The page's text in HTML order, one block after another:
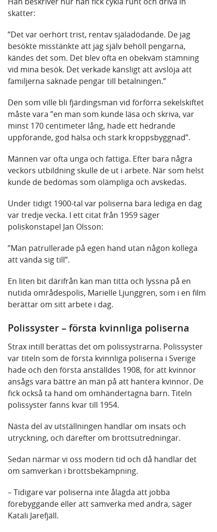
skatter:
”Det var oerhört trist, rentav själadödande. De jag
besökte misstänkte att jag själv behöll pengarna,
kändes det som. Det blev ofta en obekväm stämning
vid mina besök. Det verkade känsligt att avslöja att
familjerna saknade pengar till betalningen.”
Den som ville bli fjärdingsman vid förförra sekelskiftet
måste vara ”en man som kunde läsa och skriva, var
minst 170 centimeter lång, hade ett hedrande
uppförande, god hälsa och stark kroppsbyggnad”.
Männen var ofta unga och fattiga. Efter bara några
veckors utbildning skulle de ut i arbete. När som helst
kunde de bedömas som olämpliga och avskedas.
Under tidigt 1900-tal var poliserna bara lediga en dag
var tredje vecka. I ett citat från 1959 säger
poliskonstapel Jan Olsson:
”Man patrullerade på egen hand utan någon kollega
att vända sig till”.
En liten bit därifrån kan man titta och lyssna på en
nutida områdespolis, Marielle Ljunggren, som i en film
berättar om sitt arbete i dag.
Polissyster – första kvinnliga poliserna
Strax intill berättas det om polissystrarna. Polissyster
var titeln som de första kvinnliga poliserna i Sverige
hade och den första anställdes 1908, för att kvinnor
ansågs vara bättre än män på att hantera kvinnor. De
fick också ta hand om omhändertagna barn. Titeln
polissyster fanns kvar till 1954.
Nästa del av utställningen handlar om insats och
utryckning, och därefter om brottsutredningar.
Sedan närmar vi oss modern tid och då handlar det
om samverkan i brottsbekämpning.
– Tidigare var poliserna inte ålagda att jobba
förebyggande eller att samverka med andra, säger
Katali Jarefjäll.